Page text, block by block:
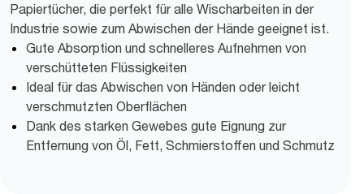
Papiertücher, die perfekt für alle Wischarbeiten in der
Industrie sowie zum Abwischen der Hände geeignet ist.
Gute Absorption und schnelleres Aufnehmen von
verschütteten Flüssigkeiten
Ideal für das Abwischen von Händen oder leicht
verschmutzten Oberflächen
Dank des starken Gewebes gute Eignung zur
Entfernung von Öl, Fett, Schmierstoffen und Schmutz